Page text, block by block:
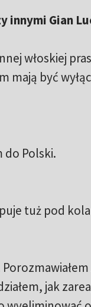
innymi Gian
włoskiej
mają być
do Polski.
tuż pod
jak